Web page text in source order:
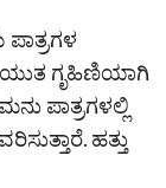
ಗೃಹಿಣಿಯಾಗಿ
ಪಾತ್ರಗಳಲ್ಲಿ
ಹತ್ತು